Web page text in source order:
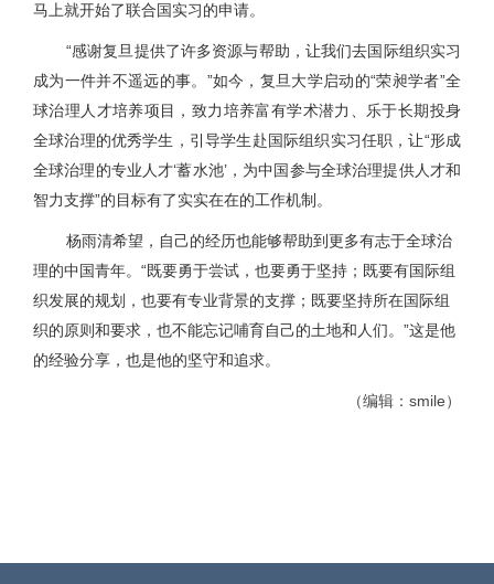
马上就开始了联合国实习的申请。
“感谢复旦提供了许多资源与帮助，让我们去国际组织实习
成为一件并不遥远的事。”如今，复旦大学启动的“荣昶学者”全
球治理人才培养项目，致力培养富有学术潜力、乐于长期投身
全球治理的优秀学生，引导学生赴国际组织实习任职，让“形成
全球治理的专业人才‘蓄水池’，为中国参与全球治理提供人才和
智力支撑”的目标有了实实在在的工作机制。
杨雨清希望，自己的经历也能够帮助到更多有志于全球治
理的中国青年。“既要勇于尝试，也要勇于坚持；既要有国际组
织发展的规划，也要有专业背景的支撑；既要坚持所在国际组
织的原则和要求，也不能忘记哺育自己的土地和人们。”这是他
的经验分享，也是他的坚守和追求。
（编辑：smile）